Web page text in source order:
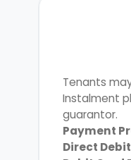
Tenants
Instalment
guarantor.
Payment
Direct Debit